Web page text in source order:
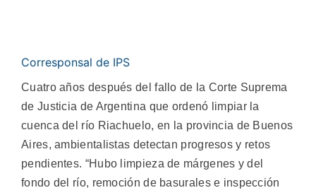
Corresponsal de IPS
Cuatro años después del fallo de la Corte Suprema
de Justicia de Argentina que ordenó limpiar la
cuenca del río Riachuelo, en la provincia de Buenos
Aires, ambientalistas detectan progresos y retos
pendientes. “Hubo limpieza de márgenes y del
fondo del río, remoción de basurales e inspección